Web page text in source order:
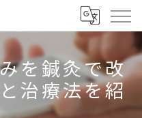
を鍼灸で改
治療法を紹